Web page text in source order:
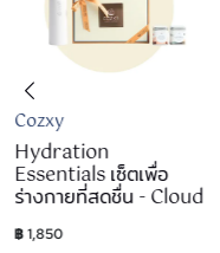
Cozxy
Hydration
Essentials เซ็ตเพื่อ
ร่างกายที่สดชื่น - Cloud
฿ 1,850